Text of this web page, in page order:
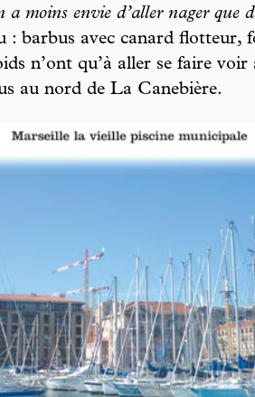
a moins envie d’aller nager que
: barbus avec canard flotteur,
n’ont qu’à aller se faire voir
au nord de La Canebière.